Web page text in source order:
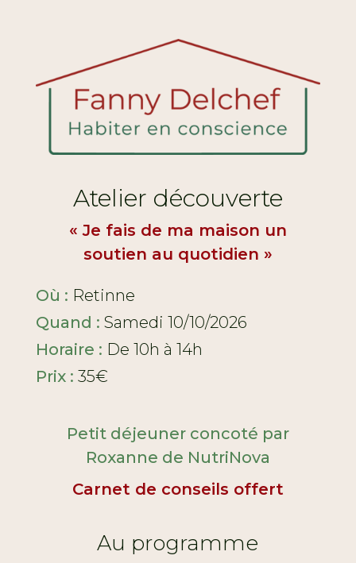
Atelier découverte
« Je fais de ma maison un
soutien au quotidien »
Où : Retinne
Quand : Samedi 10/10/2026
Horaire : De 10h à 14h
Prix : 35€
Petit déjeuner concoté par
Roxanne de NutriNova
Carnet de conseils offert
Au programme